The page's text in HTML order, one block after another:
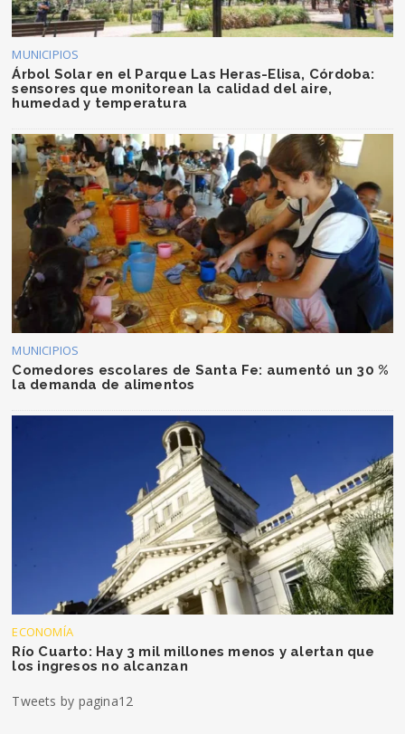
MUNICIPIOS
Árbol Solar en el Parque Las Heras-Elisa, Córdoba:
sensores que monitorean la calidad del aire,
humedad y temperatura
MUNICIPIOS
Comedores escolares de Santa Fe: aumentó un 30 %
la demanda de alimentos
ECONOMÍA
Río Cuarto: Hay 3 mil millones menos y alertan que
los ingresos no alcanzan
Tweets by pagina12